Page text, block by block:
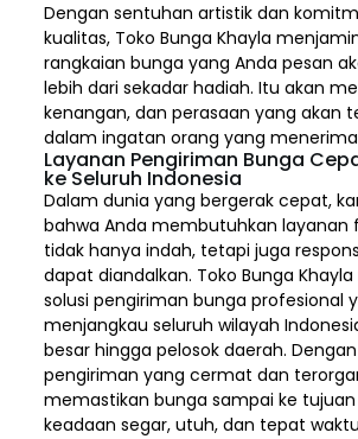
Dengan sentuhan artistik dan
kualitas, Toko Bunga Khayla
rangkaian bunga yang Anda pesan
lebih dari sekadar hadiah. Itu akan
kenangan, dan perasaan yang akan
dalam ingatan orang yang
Layanan Pengiriman Bunga
ke Seluruh Indonesia
Dalam dunia yang bergerak cepat,
bahwa Anda membutuhkan layanan
tidak hanya indah, tetapi juga
dapat diandalkan. Toko Bunga
solusi pengiriman bunga profesional
menjangkau seluruh wilayah
besar hingga pelosok daerah.
pengiriman yang cermat dan
memastikan bunga sampai ke
keadaan segar, utuh, dan tepat